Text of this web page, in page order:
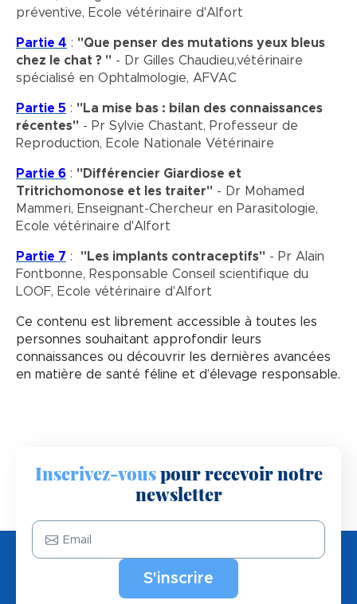
préventive, Ecole vétérinaire d'Alfort
Partie 4 : "Que penser des mutations yeux bleus
chez le chat ? " - Dr Gilles Chaudieu,vétérinaire
spécialisé en Ophtalmologie, AFVAC
Partie 5 : "La mise bas : bilan des connaissances
récentes" - Pr Sylvie Chastant, Professeur de
Reproduction, Ecole Nationale Vétérinaire
Partie 6 : "Différencier Giardiose et
Tritrichomonose et les traiter" - Dr Mohamed
Mammeri, Enseignant-Chercheur en Parasitologie,
Ecole vétérinaire d'Alfort
Partie 7 : "Les implants contraceptifs" - Pr Alain
Fontbonne, Responsable Conseil scientifique du
LOOF, Ecole vétérinaire d'Alfort
Ce contenu est librement accessible à toutes les
personnes souhaitant approfondir leurs
connaissances ou découvrir les dernières avancées
en matière de santé féline et d’élevage responsable.
Inscrivez-vouspour recevoir notre
newsletter